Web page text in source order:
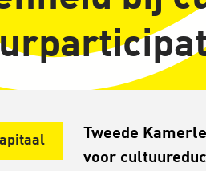
Tweede
voor